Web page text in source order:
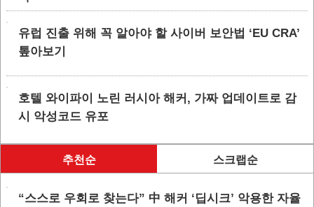
유럽 진출 위해 꼭 알아야 할 사이버 보안법 ‘EU CRA’
톺아보기
호텔 와이파이 노린 러시아 해커, 가짜 업데이트로 감
시 악성코드 유포
추천순 스크랩순
“스스로 우회로 찾는다” 中 해커 ‘딥시크’ 악용한 자율